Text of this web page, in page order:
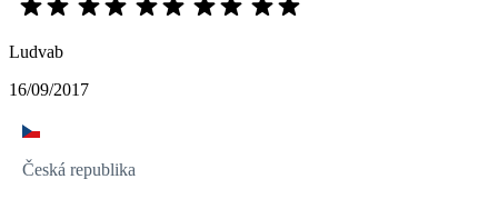
Ludvab
16/09/2017
Česká republika